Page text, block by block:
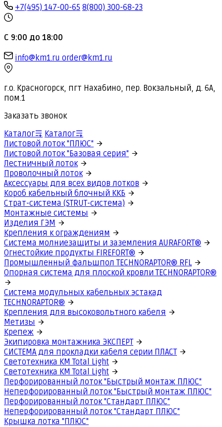
+7(495) 147-00-65 8(800) 300-68-23
С 9:00 до 18:00
info@km1.ru order@km1.ru
г.о. Красногорск, пгт Нахабино, пер. Вокзальный, д. 6А,
пом.1
Заказать звонок
Каталог
Каталог
Листовой лоток "ПЛЮС"
Листовой лоток "Базовая серия"
Лестничный лоток
Проволочный лоток
Аксессуары для всех видов лотков
Короб кабельный блочный ККБ
Страт-система (STRUT-система)
Монтажные системы
Изделия ГЭМ
Крепления к ограждениям
Система молниезащиты и заземления AURAFORT®
Огнестойкие продукты FIREFORT®
Промышленный фальшпол TECHNORAPTOR® RFL
Опорная система для плоской кровли TECHNORAPTOR®
Система модульных кабельных эстакад
TECHNORAPTOR®
Крепления для высоковольтного кабеля
Метизы
Крепеж
Экипировка монтажника ЭКСПЕРТ
СИСТЕМА для прокладки кабеля серии ПЛАСТ
Светотехника КМ Total Light
Светотехника КМ Total Light
Перфорированный лоток "Быстрый монтаж ПЛЮС"
Неперфорированный лоток "Быстрый монтаж ПЛЮС"
Перфорированный лоток "Стандарт ПЛЮС"
Неперфорированный лоток "Стандарт ПЛЮС"
Крышка лотка "ПЛЮС"